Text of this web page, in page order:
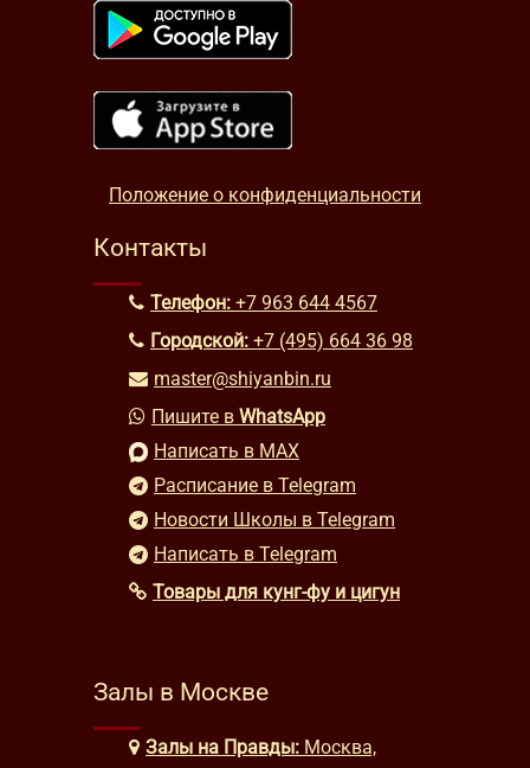
Положение о конфиденциальности
Контакты
Телефон: +7 963 644 4567
Городской: +7 (495) 664 36 98
master@shiyanbin.ru
Пишите в WhatsApp
Написать в MAX
Расписание в Telegram
Новости Школы в Telegram
Написать в Telegram
Товары для кунг-фу и цигун
Залы в Москве
Залы на Правды: Москва,